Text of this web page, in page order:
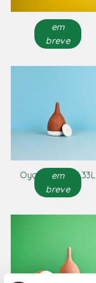
Oya 1L
em
breve
Oya C/ Bico 0,33L
em
breve